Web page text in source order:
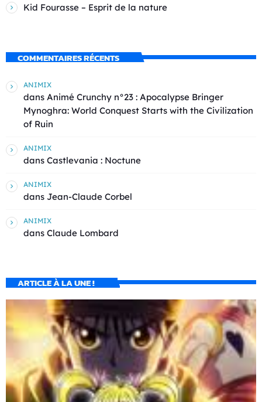
Kid Fourasse – Esprit de la nature
COMMENTAIRES RÉCENTS
ANIMIX
dans Animé Crunchy n°23 : Apocalypse Bringer
Mynoghra: World Conquest Starts with the Civilization
of Ruin
ANIMIX
dans Castlevania : Noctune
ANIMIX
dans Jean-Claude Corbel
ANIMIX
dans Claude Lombard
ARTICLE À LA UNE !